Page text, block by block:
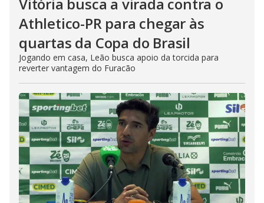
Vitória busca a virada contra o
Athletico-PR para chegar às
quartas da Copa do Brasil
Jogando em casa, Leão busca apoio da torcida para
reverter vantagem do Furacão